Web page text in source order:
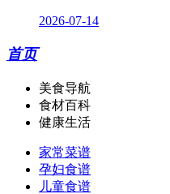
2026-07-14
首页
美食导航
食材百科
健康生活
家常菜谱
孕妇食谱
儿童食谱